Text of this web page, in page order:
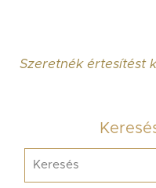
Szeretnék értesítést